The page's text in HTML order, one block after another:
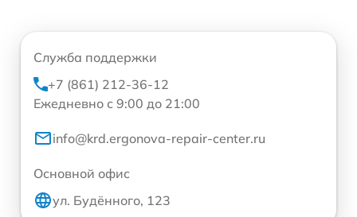
Служба поддержки
+7 (861) 212-36-12
Ежедневно с 9:00 до 21:00
info@krd.ergonova-repair-center.ru
Основной офис
ул. Будённого, 123